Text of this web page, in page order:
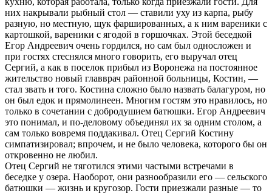
них накрывали рыбный стол — ставили уху из карпа, рыбу
разную, но местную, щук фаршированных, а к ним вареники с
картошкой, вареники с ягодой в горшочках. Этой беседкой
Егор Андреевич очень гордился, но сам был односложен и
при гостях стеснялся много говорить, его выручал отец
Сергий, а как в поселок прибыл из Воронежа на постоянное
жительство новый главврач районной больницы, Костин, —
стал звать и того. Костина сложно было назвать балагуром, но
он был едок и прямолинеен. Многим гостям это нравилось, но
только в сочетании с добродушием батюшки. Егор Андреевич
это понимал, и по-деловому объединял их за одним столом, а
сам только вовремя поддакивал. Отец Сергий Костину
симпатизировал; впрочем, и не было человека, которого бы он
откровенно не любил.
Отец Сергий не тяготился этими частыми встречами в
беседке у озера. Наоборот, они разнообразили его — сельского
батюшки — жизнь и кругозор. Гости приезжали разные — то